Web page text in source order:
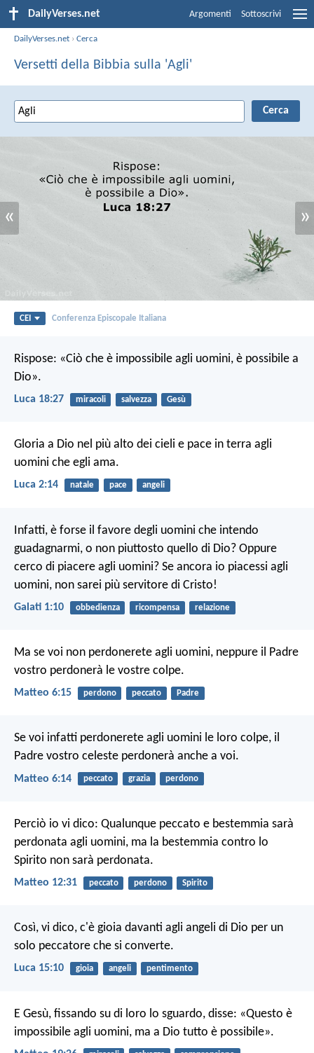
DailyVerses.net Argomenti Sottoscrivi
DailyVerses.net ›Cerca
Versetti della Bibbia sulla 'Agli'
« »
CEI Conferenza Episcopale Italiana
Rispose: «Ciò che è impossibile agli uomini, è possibile a
Dio».
Luca 18:27 miracoli salvezza Gesù
Gloria a Dio nel più alto dei cieli e pace in terra agli
uomini che egli ama.
Luca 2:14 natale pace angeli
Infatti, è forse il favore degli uomini che intendo
guadagnarmi, o non piuttosto quello di Dio? Oppure
cerco di piacere agli uomini? Se ancora io piacessi agli
uomini, non sarei più servitore di Cristo!
Galati 1:10 obbedienza ricompensa relazione
Ma se voi non perdonerete agli uomini, neppure il Padre
vostro perdonerà le vostre colpe.
Matteo 6:15 perdono peccato Padre
Se voi infatti perdonerete agli uomini le loro colpe, il
Padre vostro celeste perdonerà anche a voi.
Matteo 6:14 peccato grazia perdono
Perciò io vi dico: Qualunque peccato e bestemmia sarà
perdonata agli uomini, ma la bestemmia contro lo
Spirito non sarà perdonata.
Matteo 12:31 peccato perdono Spirito
Così, vi dico, c'è gioia davanti agli angeli di Dio per un
solo peccatore che si converte.
Luca 15:10 gioia angeli pentimento
E Gesù, fissando su di loro lo sguardo, disse: «Questo è
impossibile agli uomini, ma a Dio tutto è possibile».